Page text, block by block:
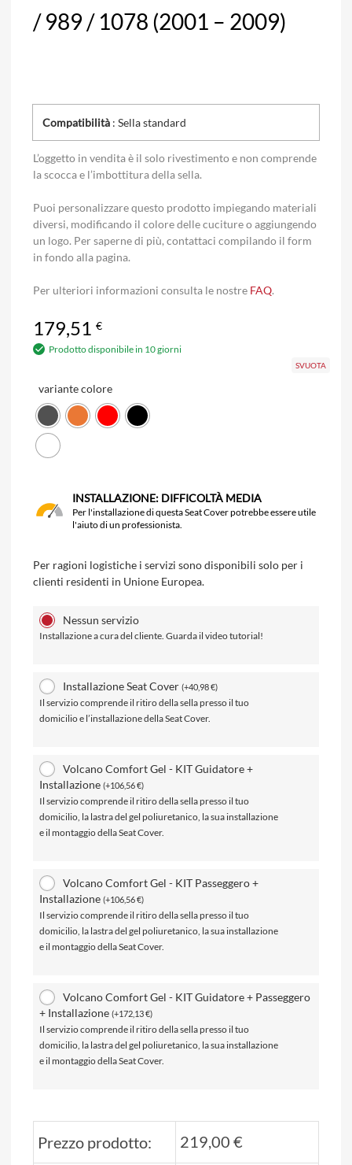
/ 989 / 1078 (2001 – 2009)
Compatibilità : Sella standard
L’oggetto in vendita è il solo rivestimento e non comprende
la scocca e l’imbottitura della sella.
Puoi personalizzare questo prodotto impiegando materiali
diversi, modificando il colore delle cuciture o aggiungendo
un logo. Per saperne di più, contattaci compilando il form
in fondo alla pagina.
Per ulteriori informazioni consulta le nostre FAQ.
179,51 €
Prodotto disponibile in 10 giorni
variante colore
SVUOTA
INSTALLAZIONE: DIFFICOLTÀ MEDIA
Per l'installazione di questa Seat Cover potrebbe essere utile
l'aiuto di un professionista.
Per ragioni logistiche i servizi sono disponibili solo per i
clienti residenti in Unione Europea.
Nessun servizio
Installazione a cura del cliente. Guarda il video tutorial!
Installazione Seat Cover (+40,98€)
Il servizio comprende il ritiro della sella presso il tuo
domicilio e l’installazione della Seat Cover.
Volcano Comfort Gel - KIT Guidatore +
Installazione (+106,56€)
Il servizio comprende il ritiro della sella presso il tuo
domicilio, la lastra del gel poliuretanico, la sua installazione
e il montaggio della Seat Cover.
Volcano Comfort Gel - KIT Passeggero +
Installazione (+106,56€)
Il servizio comprende il ritiro della sella presso il tuo
domicilio, la lastra del gel poliuretanico, la sua installazione
e il montaggio della Seat Cover.
Volcano Comfort Gel - KIT Guidatore + Passeggero
+ Installazione (+172,13€)
Il servizio comprende il ritiro della sella presso il tuo
domicilio, la lastra del gel poliuretanico, la sua installazione
e il montaggio della Seat Cover.
Prezzo prodotto: 219,00 €